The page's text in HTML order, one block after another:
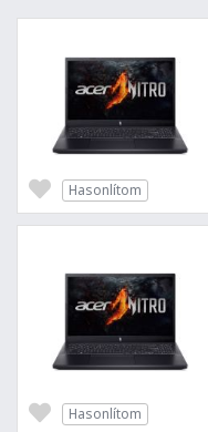
Hasonlítom
Hasonlítom